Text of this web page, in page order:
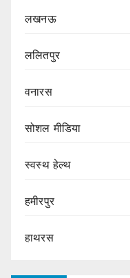
लखनऊ
ललितपुर
वनारस
सोशल मीडिया
स्वस्थ हेल्थ
हमीरपुर
हाथरस